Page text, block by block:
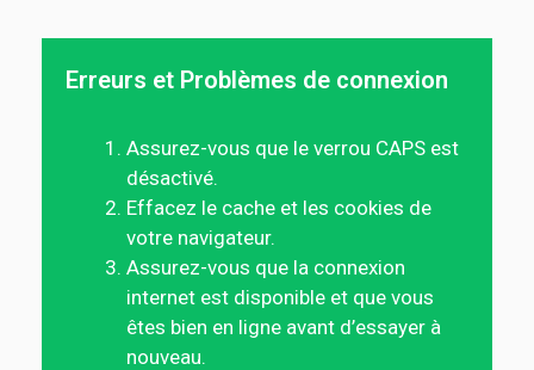
Erreurs et Problèmes de connexion
Assurez-vous que le verrou CAPS est
désactivé.
Effacez le cache et les cookies de
votre navigateur.
Assurez-vous que la connexion
internet est disponible et que vous
êtes bien en ligne avant d’essayer à
nouveau.